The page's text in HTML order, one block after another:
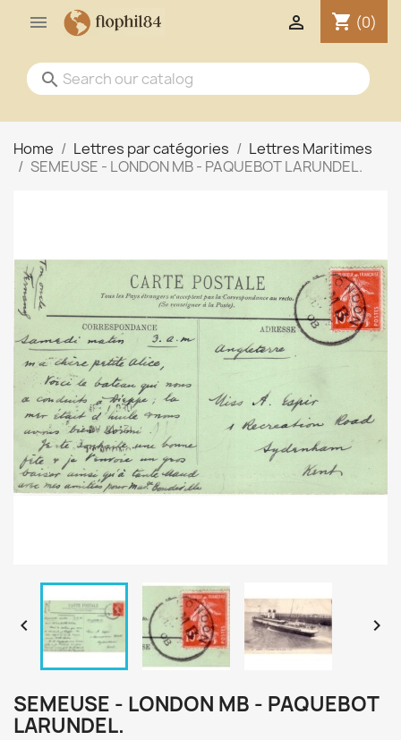
 shopping_cart (0)

search
Home Lettres par catégories
Lettres Maritimes
SEMEUSE - LONDON MB - PAQUEBOT LARUNDEL.
 
SEMEUSE - LONDON MB - PAQUEBOT
LARUNDEL.